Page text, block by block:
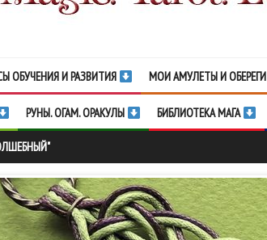
ОБУЧЕНИЯ И РАЗВИТИЯ МОИ АМУЛЕТЫ И ОБЕРЕГИ
РУНЫ. ОГАМ. ОРАКУЛЫ БИБЛИОТЕКА МАГА